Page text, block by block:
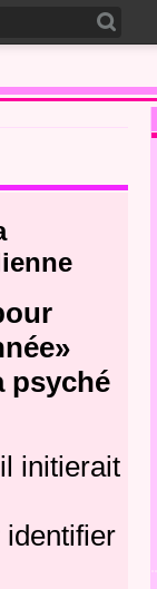
psyché
initierait
identifier